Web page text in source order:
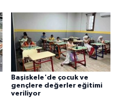
Başiskele'de çocuk ve
gençlere değerler eğitimi
veriliyor